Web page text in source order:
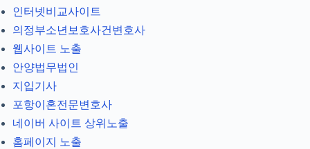
인터넷비교사이트
의정부소년보호사건변호사
웹사이트 노출
안양법무법인
지입기사
포항이혼전문변호사
네이버 사이트 상위노출
홈페이지 노출